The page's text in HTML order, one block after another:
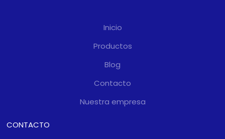
Inicio
Productos
Blog
Contacto
Nuestra empresa
CONTACTO